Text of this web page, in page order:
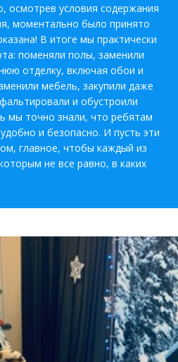
осмотрев условия содержания
моментально было принято
В итоге мы практически
поменяли полы, заменили
отделку, включая обои и
мебель, закупили даже
и обустроили
мы точно знали, что ребятам
и безопасно. И пусть эти
главное, чтобы каждый из
не все равно, в каких